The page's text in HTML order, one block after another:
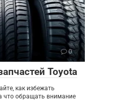
0
Toyota
как избежать
что обращать внимание